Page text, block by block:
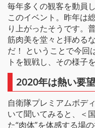
毎年多くの観客を動員
このイベント。昨年は
り上がったそうです。
筋肉美を堂々と拝める
だ！ ということで今回
トを観戦し、その様子
2020年は熱い要
自衛隊プレミアムボデ
いて聞いてみると、＜
た“肉体”を体感する場